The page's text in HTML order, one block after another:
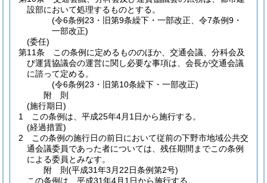
設部において処理するものとする。
(令6条例23・旧第9条繰下・一部改正、令7条例9・
一部改正)
(委任)
第11条
この条例に定めるもののほか、交通会議、分科会及
び運賃協議会の運営に関し必要な事項は、会長が交通会議
に諮って定める。
(令6条例23・旧第10条繰下・一部改正)
附 則
(施行期日)
1
この条例は、平成25年4月1日から施行する。
(経過措置)
2
この条例の施行日の前日において従前の下野市地域公共交
通会議委員であった者については、残任期間までこの条例
による委員とみなす。
附 則(平成31年3月22日条例第2号)
この条例は、平成31年4月1日から施行する。